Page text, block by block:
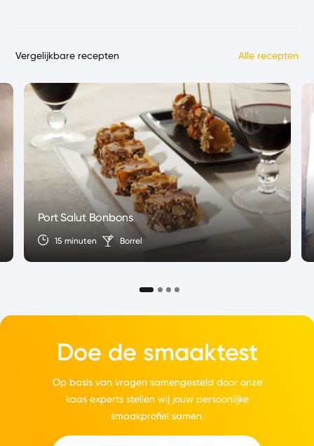
Vergelijkbare recepten Alle recepten
Port Salut Bonbons
15 minuten Borrel
Doe de smaaktest
Op basis van vragen samengesteld door onze
kaas experts stellen wij jouw persoonlijke
smaakprofiel samen.